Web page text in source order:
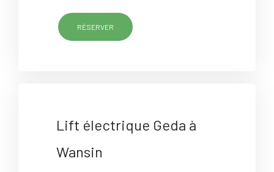
RÉSERVER
Lift électrique Geda à
Wansin